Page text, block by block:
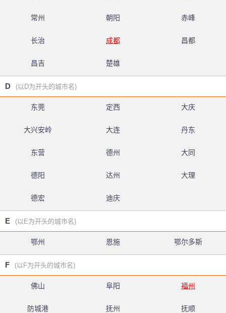
常州 朝阳 赤峰
长治 成都 昌都
昌吉 楚雄
D (以D为开头的城市名)
东莞 定西 大庆
大兴安岭 大连 丹东
东营 德州 大同
德阳 达州 大理
德宏 迪庆
E (以E为开头的城市名)
鄂州 恩施 鄂尔多斯
F (以F为开头的城市名)
佛山 阜阳 福州
防城港 抚州 抚顺